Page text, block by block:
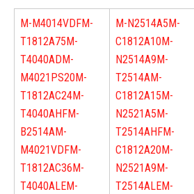
M-M4014VDFM-
T1812A75 M-
T4040AD M-
M4021PS20 M-
T1812AC24M-
T4040AHFM-
B2514AM-
M4021VDFM-
T1812AC36 M-
T4040ALEM-
M-N2514A5 M-
C1812A10 M-
N2514A9 M-
T2514AM-
C1812A15 M-
N2521A5 M-
T2514AHFM-
C1812A20 M-
N2521A9 M-
T2514ALEM-